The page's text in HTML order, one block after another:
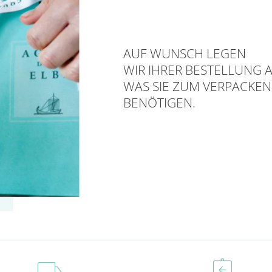
AUF WUNSCH LEGEN
WIR IHRER BESTELLUNG
WAS SIE ZUM
BENÖTIGEN.